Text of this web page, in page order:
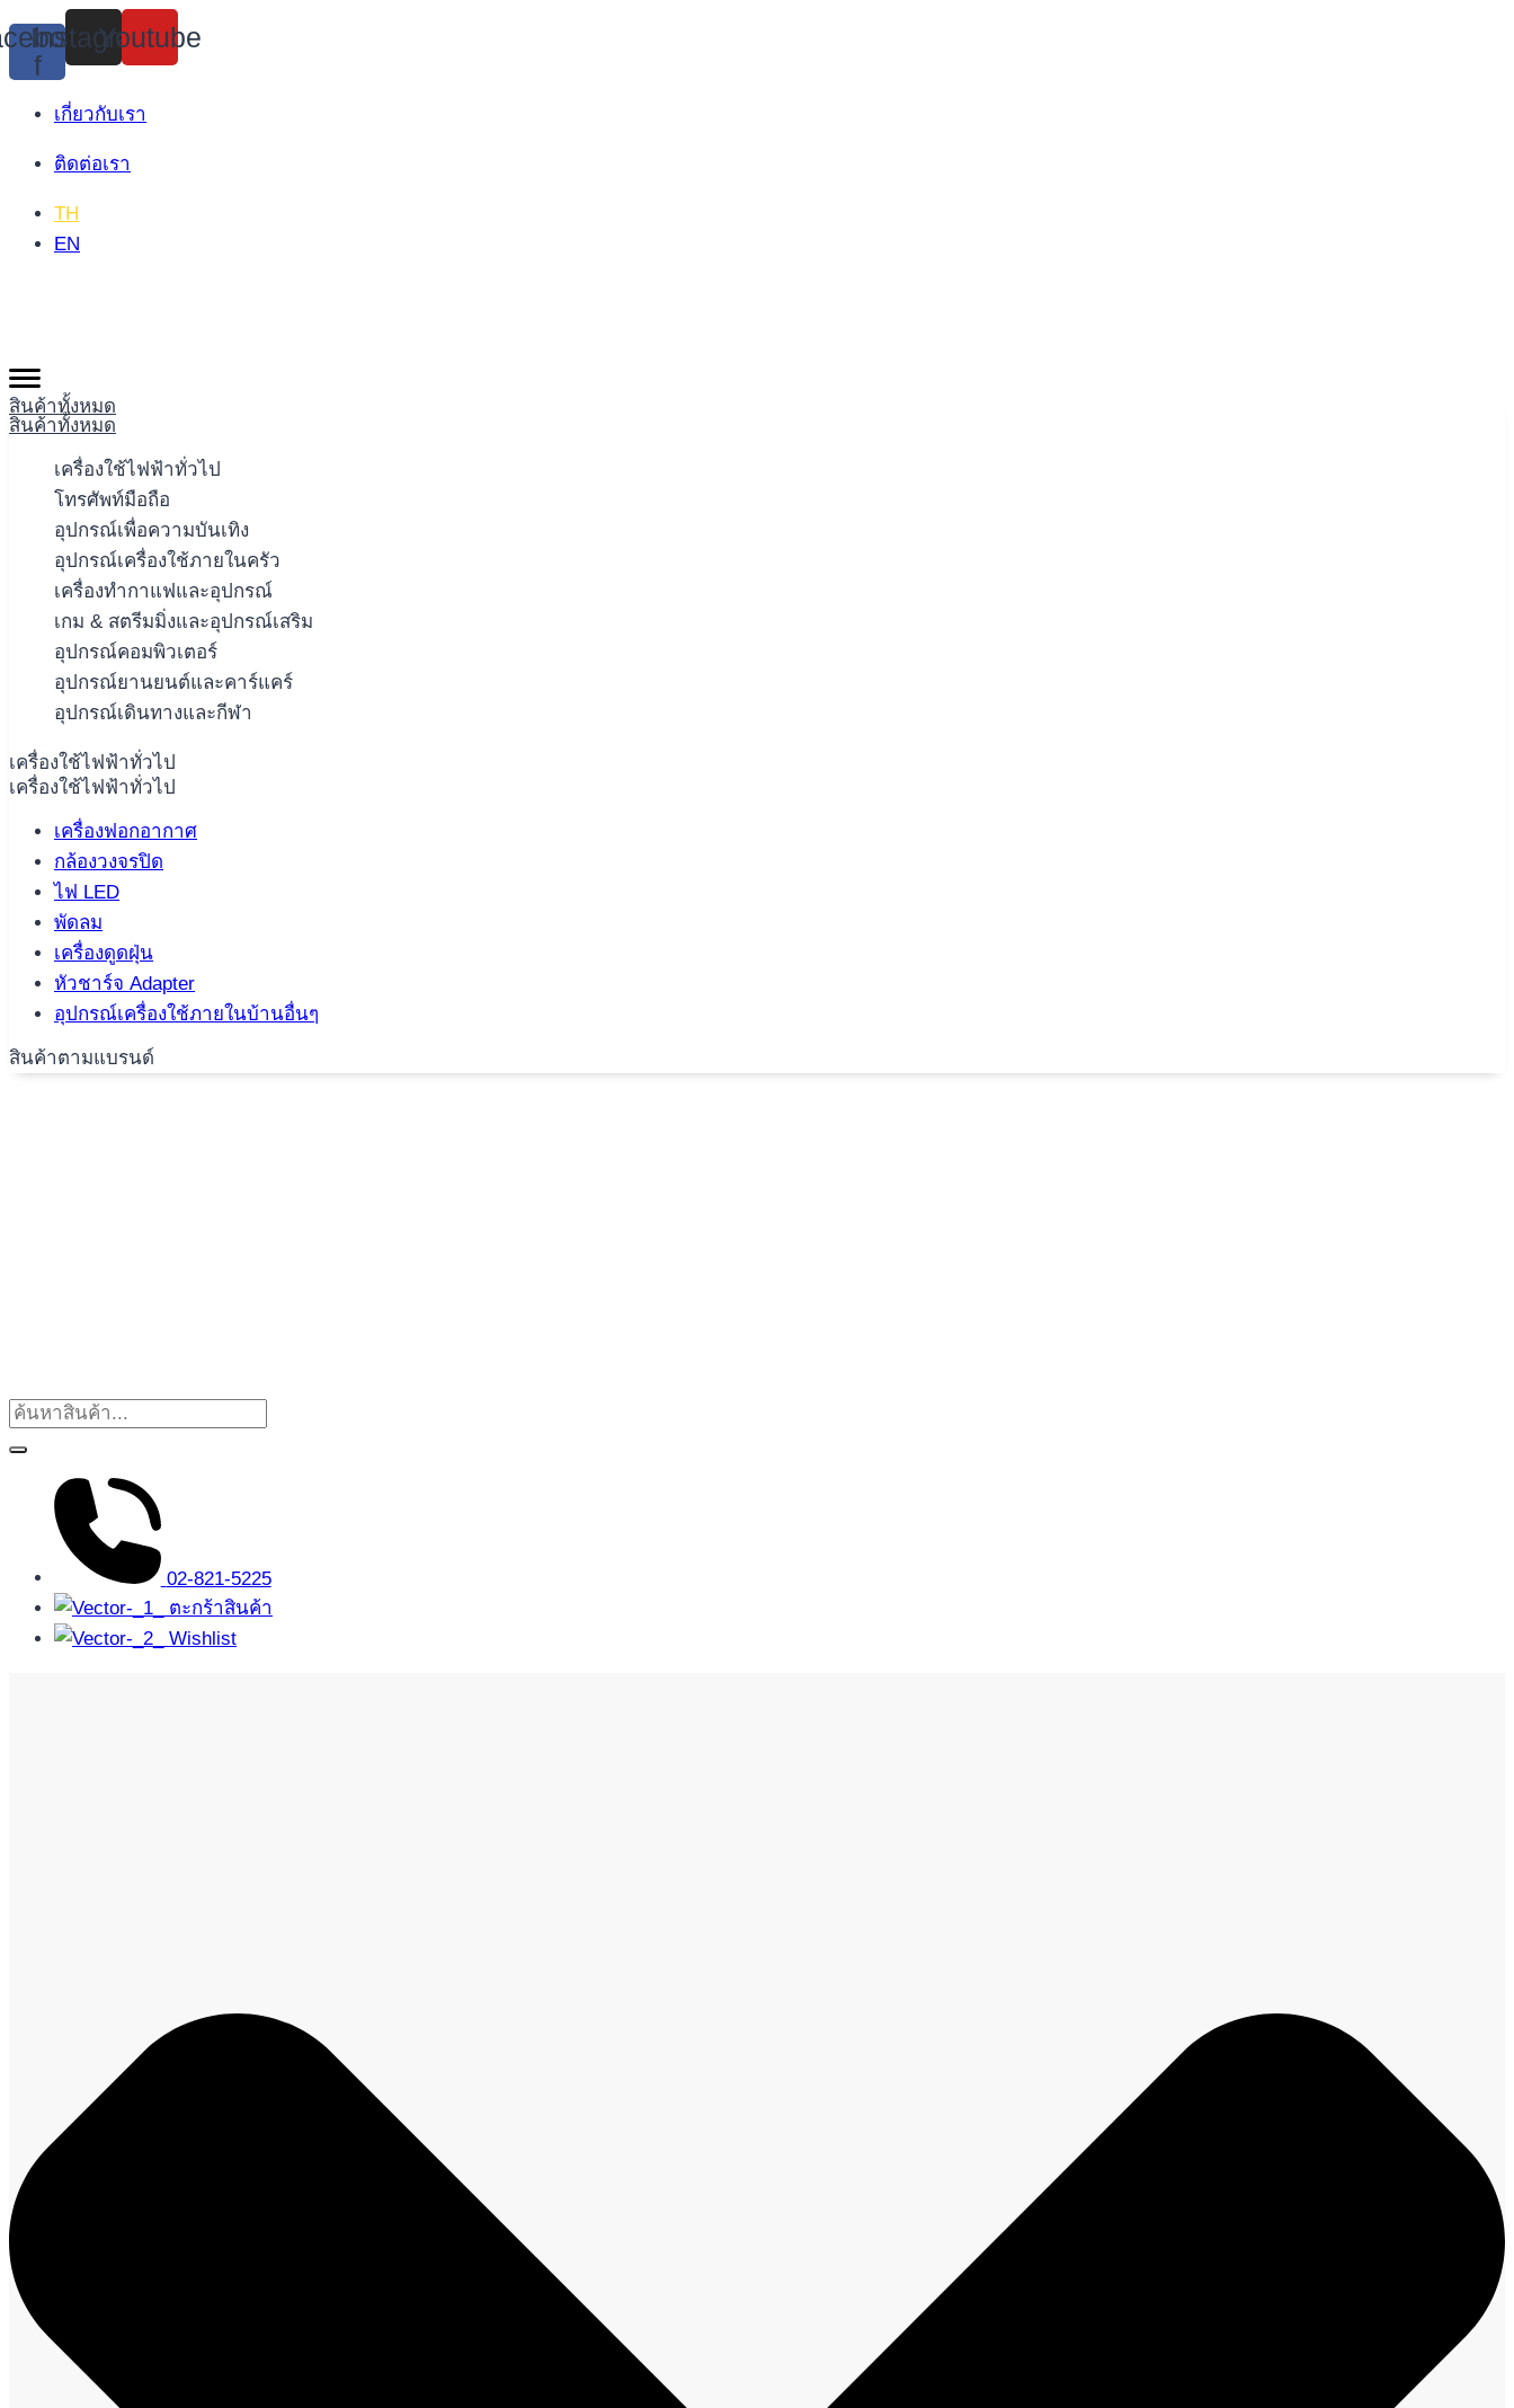
Skip
to
content
f
Instagram
Youtube
เกี่ยวกับเรา
ติดต่อเรา
TH
EN
สินค้าทั้งหมด
สินค้าทั้งหมด
เครื่องใช้ไฟฟ้าทั่วไป
โทรศัพท์มือถือ
อุปกรณ์เพื่อความบันเทิง
อุปกรณ์เครื่องใช้ภายในครัว
เครื่องทำกาแฟและอุปกรณ์
เกม & สตรีมมิ่งและอุปกรณ์เสริม
อุปกรณ์คอมพิวเตอร์
อุปกรณ์ยานยนต์และคาร์แคร์
อุปกรณ์เดินทางและกีฬา
เครื่องใช้ไฟฟ้าทั่วไป
เครื่องใช้ไฟฟ้าทั่วไป
เครื่องฟอกอากาศ
กล้องวงจรปิด
ไฟ LED
พัดลม
เครื่องดูดฝุ่น
หัวชาร์จ Adapter
อุปกรณ์เครื่องใช้ภายในบ้านอื่นๆ
สินค้าตามแบรนด์
02-821-5225
ตะกร้าสินค้า
Wishlist